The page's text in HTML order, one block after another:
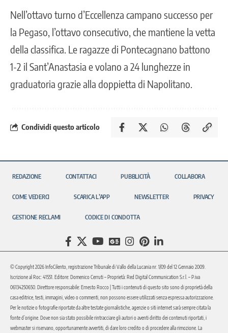
Nell’ottavo turno d’Eccellenza campano successo per
la Pegaso, l’ottavo consecutivo, che mantiene la vetta
della classifica. Le ragazze di Pontecagnano battono
1-2 il Sant’Anastasia e volano a 24 lunghezze in
graduatoria grazie alla doppietta di Napolitano.
Condividi questo articolo
REDAZIONE CONTATTACI PUBBLICITÀ COLLABORA
COME VEDERCI SCARICA L’APP NEWSLETTER PRIVACY
GESTIONE RECLAMI CODICE DI CONDOTTA
© Copyright 2026 InfoCilento, registrazione Tribunale di Vallo della Lucania nr. 1/09 del 12 Gennaio 2009.
Iscrizione al Roc: 41551. Editore: Domenico Cerruti – Proprietà: Red Digital Communication S.r.l. – P.iva
06134250650. Direttore responsabile: Ernesto Rocco | Tutti i contenuti di questo sito sono di proprietà della
casa editrice, testi, immagini, video o commenti, non possono essere utilizzati senza espressa autorizzazione.
Per le notizie o fotografie riportate da altre testate giornalistiche, agenzie o siti internet sarà sempre citata la
fonte d’origine. Dove non sia stato possibile rintracciare gli autori o aventi diritto dei contenuti riportati, i
webmaster si riservano, opportunamente avvertiti, di dare loro credito o di procedere alla rimozione. La